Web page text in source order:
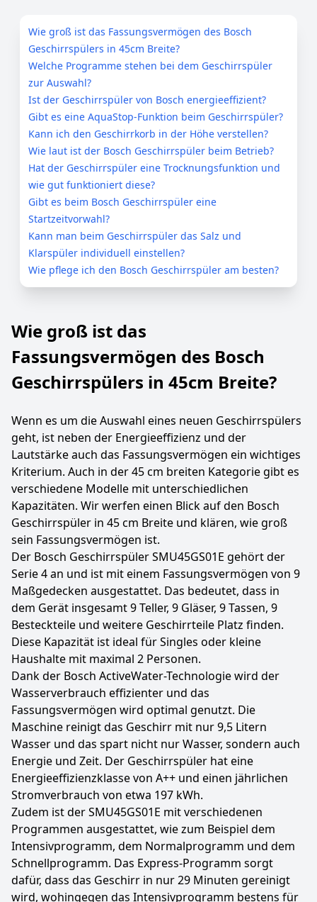
Wie groß ist das Fassungsvermögen des Bosch
Geschirrspülers in 45cm Breite?
Welche Programme stehen bei dem Geschirrspüler
zur Auswahl?
Ist der Geschirrspüler von Bosch energieeffizient?
Gibt es eine AquaStop-Funktion beim Geschirrspüler?
Kann ich den Geschirrkorb in der Höhe verstellen?
Wie laut ist der Bosch Geschirrspüler beim Betrieb?
Hat der Geschirrspüler eine Trocknungsfunktion und
wie gut funktioniert diese?
Gibt es beim Bosch Geschirrspüler eine
Startzeitvorwahl?
Kann man beim Geschirrspüler das Salz und
Klarspüler individuell einstellen?
Wie pflege ich den Bosch Geschirrspüler am besten?
Wie groß ist das
Fassungsvermögen des Bosch
Geschirrspülers in 45cm Breite?
Wenn es um die Auswahl eines neuen Geschirrspülers
geht, ist neben der Energieeffizienz und der
Lautstärke auch das Fassungsvermögen ein wichtiges
Kriterium. Auch in der 45 cm breiten Kategorie gibt es
verschiedene Modelle mit unterschiedlichen
Kapazitäten. Wir werfen einen Blick auf den Bosch
Geschirrspüler in 45 cm Breite und klären, wie groß
sein Fassungsvermögen ist.
Der Bosch Geschirrspüler SMU45GS01E gehört der
Serie 4 an und ist mit einem Fassungsvermögen von 9
Maßgedecken ausgestattet. Das bedeutet, dass in
dem Gerät insgesamt 9 Teller, 9 Gläser, 9 Tassen, 9
Besteckteile und weitere Geschirrteile Platz finden.
Diese Kapazität ist ideal für Singles oder kleine
Haushalte mit maximal 2 Personen.
Dank der Bosch ActiveWater-Technologie wird der
Wasserverbrauch effizienter und das
Fassungsvermögen wird optimal genutzt. Die
Maschine reinigt das Geschirr mit nur 9,5 Litern
Wasser und das spart nicht nur Wasser, sondern auch
Energie und Zeit. Der Geschirrspüler hat eine
Energieeffizienzklasse von A++ und einen jährlichen
Stromverbrauch von etwa 197 kWh.
Zudem ist der SMU45GS01E mit verschiedenen
Programmen ausgestattet, wie zum Beispiel dem
Intensivprogramm, dem Normalprogramm und dem
Schnellprogramm. Das Express-Programm sorgt
dafür, dass das Geschirr in nur 29 Minuten gereinigt
wird, wohingegen das Intensivprogramm bestens für